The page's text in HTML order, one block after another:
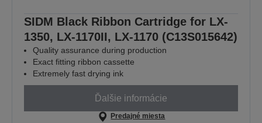
SIDM Black Ribbon Cartridge for LX-
1350, LX-1170II, LX-1170 (C13S015642)
Quality assurance during production
Exact fitting ribbon cassette
Extremely fast drying ink
Ďalšie informácie
Predajné miesta